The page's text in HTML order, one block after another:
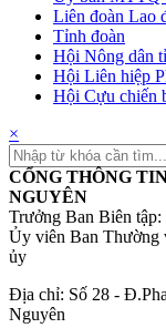
Liên đoàn Lao
Tỉnh đoàn
Hội Nông dân
Hội Liên hiệp
Hội Cựu chiến
×
CỔNG THÔNG
NGUYÊN
Trưởng Ban Biên
Ủy viên Ban Thường
ủy
Địa chỉ: Số 28 -
Nguyên